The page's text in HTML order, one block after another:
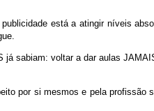
está a atingir níveis
sabiam: voltar a dar aulas
por si mesmos e pela